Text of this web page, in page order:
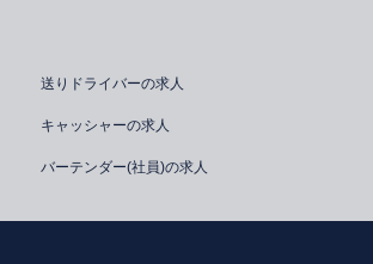
送りドライバーの求人
キャッシャーの求人
バーテンダー(社員)の求人